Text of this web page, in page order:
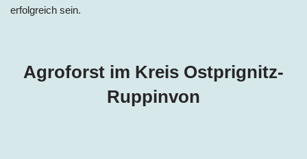
erfolgreich sein.
Agroforst im Kreis Ostprignitz-
Ruppinvon